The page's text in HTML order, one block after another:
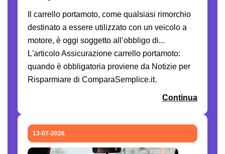
Il carrello portamoto, come qualsiasi rimorchio
destinato a essere utilizzato con un veicolo a
motore, è oggi soggetto all’obbligo di...
L'articolo Assicurazione carrello portamoto:
quando è obbligatoria proviene da Notizie per
Risparmiare di ComparaSemplice.it.
Continua
13-07-2026